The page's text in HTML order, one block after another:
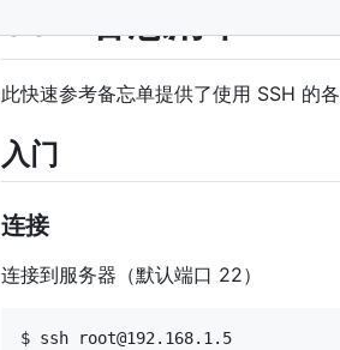
SSH 备忘清单
此快速参考备忘单提供了使用 SSH 的各
入门
连接
连接到服务器（默认端口 22）
$ ssh root@192.168.1.5